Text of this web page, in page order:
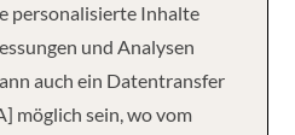
personalisierte Inhalte
und Analysen
auch ein Datentransfer
möglich sein, wo vom